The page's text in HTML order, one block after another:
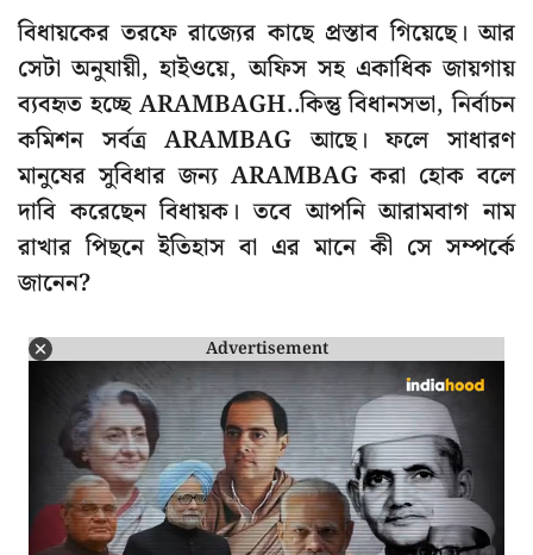
বিধায়কের তরফে রাজ্যের কাছে প্রস্তাব গিয়েছে। আর
সেটা অনুযায়ী, হাইওয়ে, অফিস সহ একাধিক জায়গায়
ব্যবহৃত হচ্ছে ARAMBAGH..কিন্তু বিধানসভা, নির্বাচন
কমিশন সর্বত্র ARAMBAG আছে। ফলে সাধারণ
মানুষের সুবিধার জন্য ARAMBAG করা হোক বলে
দাবি করেছেন বিধায়ক। তবে আপনি আরামবাগ নাম
রাখার পিছনে ইতিহাস বা এর মানে কী সে সম্পর্কে
জানেন?
Advertisement